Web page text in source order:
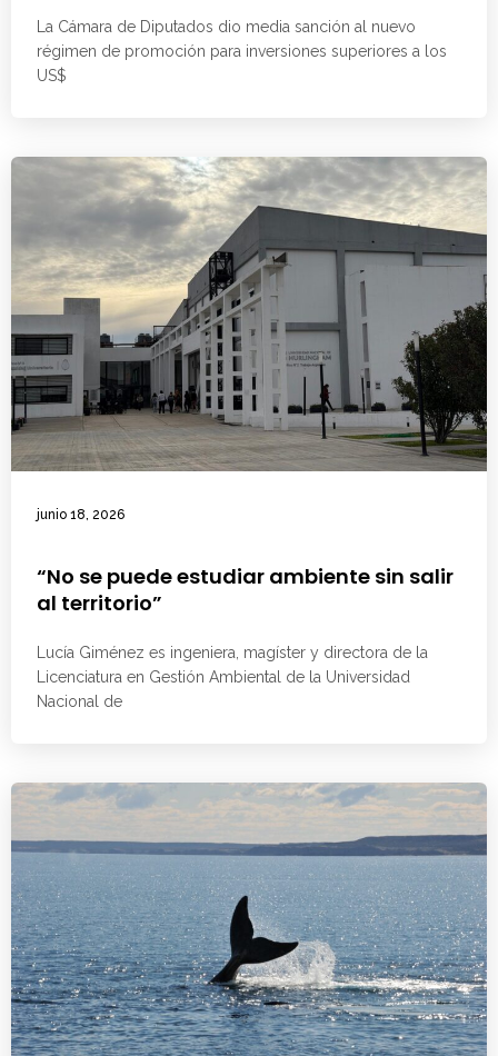
La Cámara de Diputados dio media sanción al nuevo
régimen de promoción para inversiones superiores a los
US$
junio 18, 2026
“No se puede estudiar ambiente sin salir
al territorio”
Lucía Giménez es ingeniera, magíster y directora de la
Licenciatura en Gestión Ambiental de la Universidad
Nacional de